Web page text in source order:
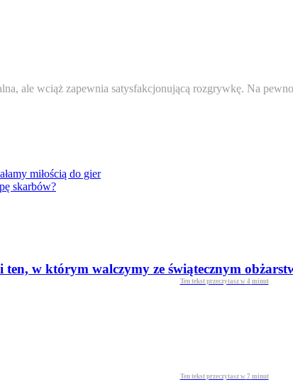
ale wciąż zapewnia satysfakcjonującą rozgrywkę. Na
miłością do gier
skarbów?
w którym walczymy ze świątecznym
Ten tekst przeczytasz w 4 minut
Ten tekst przeczytasz w 7 minut